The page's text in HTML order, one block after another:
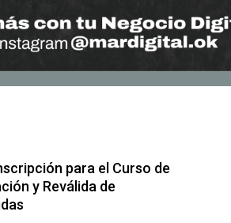
para el Curso de
y Reválida de